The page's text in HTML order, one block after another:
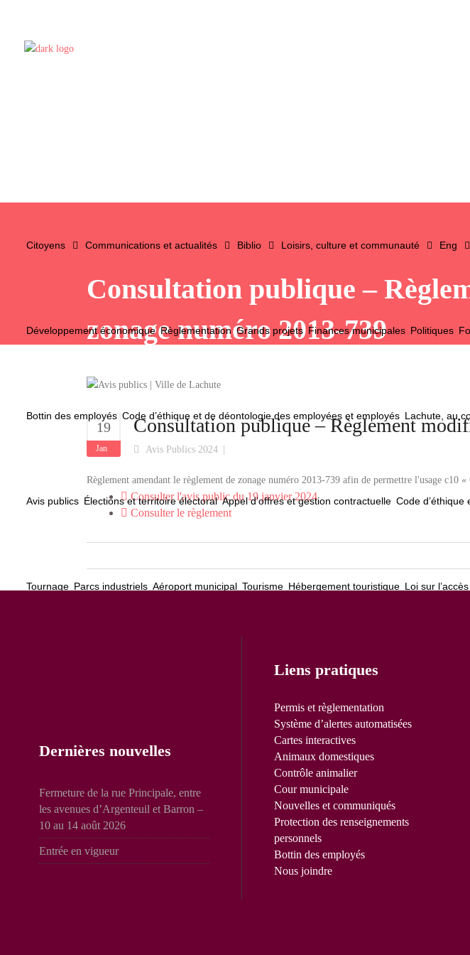
Citoyens Communications et actualités Biblio Loisirs, culture et communauté Eng
Développement économique Règlementation Grands projets Finances municipales Politiques
Bottin des employés Code d’éthique et de déontologie des employées et employés Lachute, au
Avis publics Élections et territoire électoral Appel d’offres et gestion contractuelle Code
Tournage Parcs industriels Aéroport municipal Tourisme Hébergement touristique Loi sur
Consultation publique –
zonage numéro 2013-739
19
Jan
Consultation publique – Règlement
Avis Publics 2024
Règlement amendant le règlement de zonage numéro 2013-739 afin de permettre l'usage
Consulter l'avis public du 19 janvier 2024
Consulter le règlement
Dernières nouvelles
Fermeture de la rue Principale, entre
les avenues d’Argenteuil et Barron –
10 au 14 août 2026
Entrée en vigueur
Liens pratiques
Permis et règlementation
Système d’alertes automatisées
Cartes interactives
Animaux domestiques
Contrôle animalier
Cour municipale
Nouvelles et communiqués
Protection des renseignements
personnels
Bottin des employés
Nous joindre